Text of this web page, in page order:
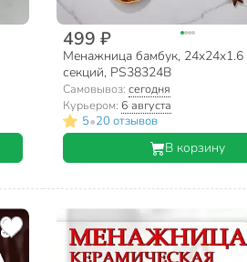
499 ₽
Менажница бамбук, 24x24x1.6
секций, PS38324B
Самовывоз: сегодня
Курьером: 6 августа
5•20 отзывов
В корзину